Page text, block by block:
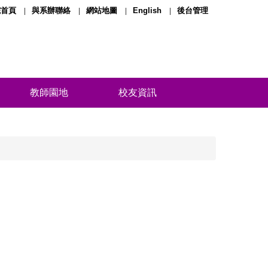
頁 與系辦聯絡 網站地圖 English 後台管理
教師園地 校友資訊